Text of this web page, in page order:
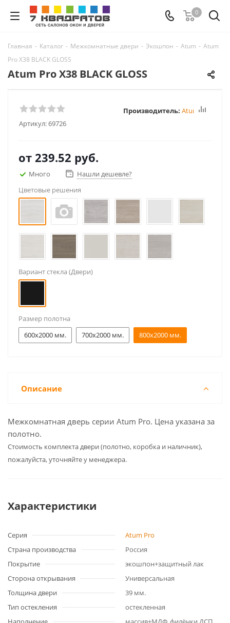
0
Главная - Каталог - Межкомнатные двери - Экошпон - Atum - Atum
Pro Х38 BLACK GLOSS
Atum Pro Х38 BLACK GLOSS
Артикул:69726
Производитель: Atum Pro
от 239.52 руб.
Много
Нашли дешевле?
Цветовые решения
Вариант стекла (Двери)
Размер полотна
600x2000 мм.
700x2000 мм. 800x2000 мм.
Описание
Межкомнатная дверь серии Atum Pro. Цена указана за
полотно.
Cтоимость комплекта двери (полотно, коробка и наличник),
пожалуйста, уточняйте у менеджера.
Характеристики
Серия
Atum Pro
Страна производства
Россия
Покрытие
экошпон+защитный лак
Сторона открывания
Универсальная
Толщина двери
39 мм.
Тип остекления
остекленная